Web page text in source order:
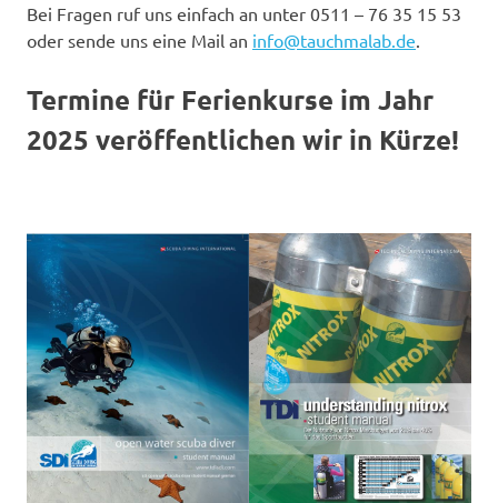
Bei Fragen ruf uns einfach an unter 0511 – 76 35 15 53
oder sende uns eine Mail an info@tauchmalab.de.
Termine für Ferienkurse im Jahr
2025 veröffentlichen wir in Kürze!